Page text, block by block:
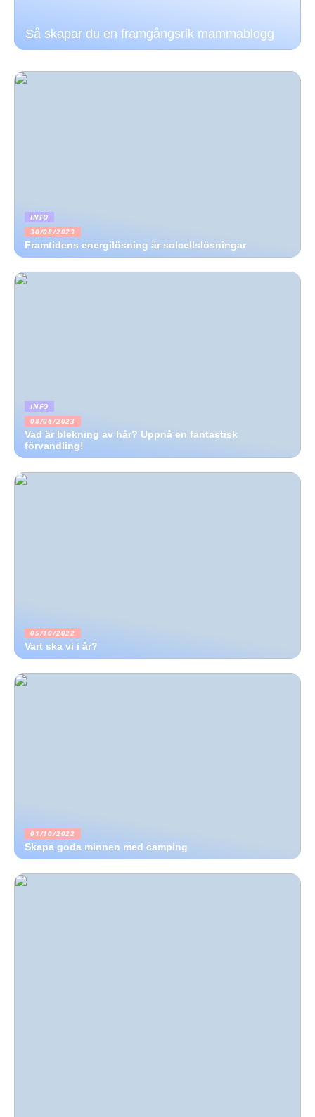
Så skapar du en framgångsrik mammablogg
INFO
30/08/2023
Framtidens energilösning är solcellslösningar
INFO
08/06/2023
Vad är blekning av hår? Uppnå en fantastisk
förvandling!
05/10/2022
Vart ska vi i år?
01/10/2022
Skapa goda minnen med camping